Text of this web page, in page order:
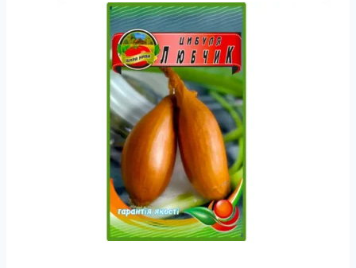
3
грамів
кількість